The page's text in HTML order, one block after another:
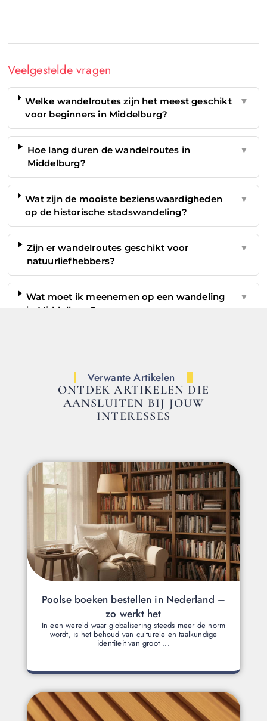
Veelgestelde vragen
Welke wandelroutes zijn het meest geschikt
voor beginners in Middelburg?
▼
Hoe lang duren de wandelroutes in
Middelburg?
▼
Wat zijn de mooiste bezienswaardigheden
op de historische stadswandeling?
▼
Zijn er wandelroutes geschikt voor
natuurliefhebbers?
▼
Wat moet ik meenemen op een wandeling
in Middelburg?
▼
Verwante Artikelen
ONTDEK ARTIKELEN DIE
AANSLUITEN BIJ JOUW
INTERESSES
Poolse boeken bestellen in Nederland –
zo werkt het
In een wereld waar globalisering steeds meer de norm
wordt, is het behoud van culturele en taalkundige
identiteit van groot ...